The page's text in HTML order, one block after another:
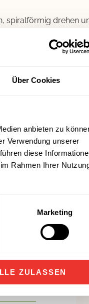
Über Cookies
anbieten zu
Verwendung unserer
diese
Rahmen Ihrer
Marketing
ZULASSEN
spiralförmig drehen
ca. 8-10 Minuten